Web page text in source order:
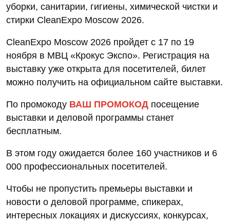
уборки, санитарии, гигиены, химической чистки и
стирки CleanExpo Moscow 2026.
CleanExpo Moscow 2026 пройдет с 17 по 19
ноября в МВЦ «Крокус Экспо». Регистрация на
выставку уже открыта для посетителей, билет
можно получить на официальном сайте выставки.
По промокоду ВАШ ПРОМОКОД посещение
выставки и деловой программы станет
бесплатным.
В этом году ожидается более 160 участников и 6
000 профессиональных посетителей.
Чтобы не пропустить премьеры выставки и
новости о деловой программе, спикерах,
интересных локациях и дискуссиях, конкурсах,